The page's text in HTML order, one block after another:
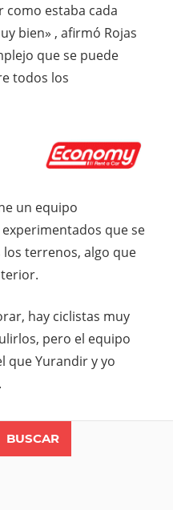
como estaba cada
bien» , afirmó Rojas
que se puede
todos los
un equipo
que se
terrenos, algo que
hay ciclistas muy
pero el equipo
que Yurandir y yo